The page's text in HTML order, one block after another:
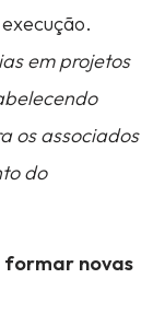
em projetos
os associados
do
formar novas